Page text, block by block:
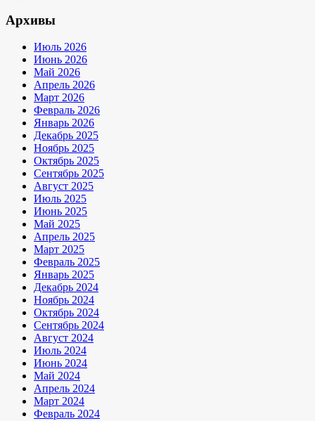
Архивы
Июль 2026
Июнь 2026
Май 2026
Апрель 2026
Март 2026
Февраль 2026
Январь 2026
Декабрь 2025
Ноябрь 2025
Октябрь 2025
Сентябрь 2025
Август 2025
Июль 2025
Июнь 2025
Май 2025
Апрель 2025
Март 2025
Февраль 2025
Январь 2025
Декабрь 2024
Ноябрь 2024
Октябрь 2024
Сентябрь 2024
Август 2024
Июль 2024
Июнь 2024
Май 2024
Апрель 2024
Март 2024
Февраль 2024